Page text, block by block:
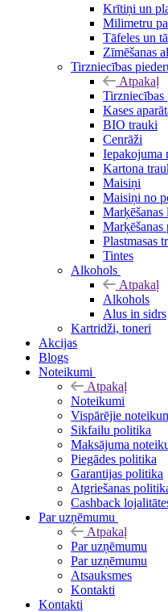
Krītiņi un
Milimetru
Tāfeles un
Zīmēšanas
Tirzniecības
Atpakaļ
Tirzniecības
Kases
BIO trauki
Cenrāži
Iepakojuma
Kartona
Maisiņi
Maisiņi no
Marķēšanas
Marķēšanas
Plastmasas
Tintes
Alkohols
Atpakaļ
Alkohols
Alus in sidrs
Kartridži, toneri
Akcijas
Blogs
Noteikumi
Atpakaļ
Noteikumi
Vispārējie
Sikfailu politika
Maksājuma
Piegādes politika
Garantijas politika
Atgriešanas
Cashback
Par uzņēmumu
Atpakaļ
Par uzņēmumu
Par uzņēmumu
Atsauksmes
Kontakti
Kontakti